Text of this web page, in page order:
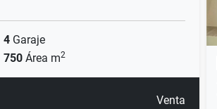
4 Garaje
750 Área m2
Venta